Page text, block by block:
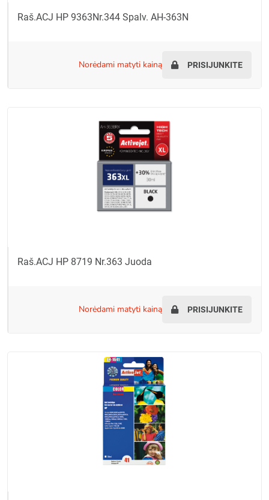
Raš.ACJ HP 9363Nr.344 Spalv. AH-363N
norėdami matyti kainą PRISIJUNKITE
Raš.ACJ HP 8719 Nr.363 Juoda
norėdami matyti kainą PRISIJUNKITE